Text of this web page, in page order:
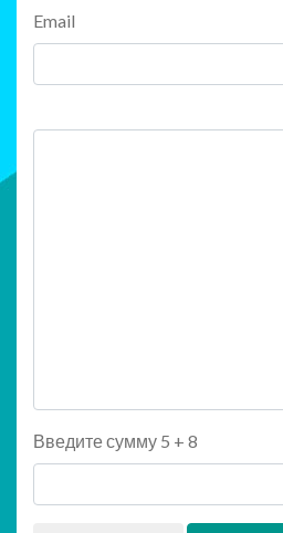
Email
Введите сумму 5 + 8